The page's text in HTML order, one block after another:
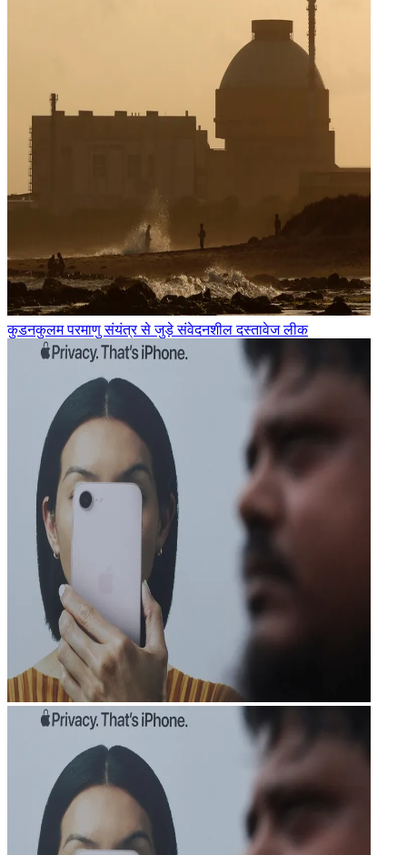
कुडनकुलम परमाणु संयंत्र से जुड़े संवेदनशील दस्तावेज लीक